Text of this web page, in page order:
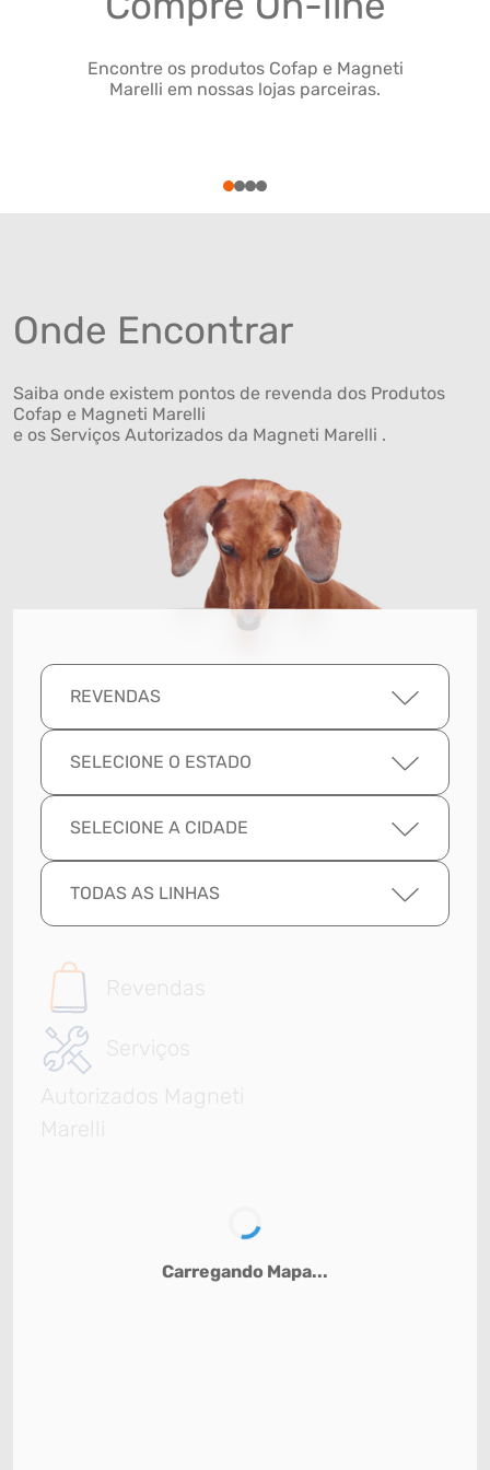
Encontre os produtos Cofap e Magneti
Marelli em nossas lojas parceiras.
1234
Onde Encontrar
Saiba onde existem pontos de revenda dos Produtos
Cofap e Magneti Marelli
e os Serviços Autorizados da Magneti Marelli .
REVENDAS
SELECIONE O ESTADO
SELECIONE A CIDADE
TODAS AS LINHAS
Revendas
Serviços
Autorizados Magneti
Marelli